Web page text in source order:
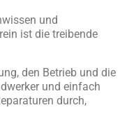
und
ist die treibende
den Betrieb und die
und einfach
durch,